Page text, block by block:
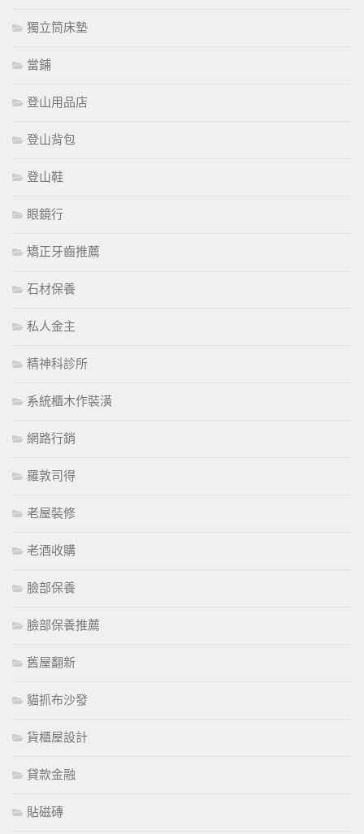
獨立筒床墊
當鋪
登山用品店
登山背包
登山鞋
眼鏡行
矯正牙齒推薦
石材保養
私人金主
精神科診所
系統櫃木作裝潢
網路行銷
羅敦司得
老屋裝修
老酒收購
臉部保養
臉部保養推薦
舊屋翻新
貓抓布沙發
貨櫃屋設計
貸款金融
貼磁磚